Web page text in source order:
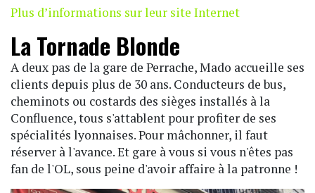
Plus d’informations sur leur site Internet
La Tornade Blonde
A deux pas de la gare de Perrache, Mado accueille ses
clients depuis plus de 30 ans. Conducteurs de bus,
cheminots ou costards des sièges installés à la
Confluence, tous s'attablent pour profiter de ses
spécialités lyonnaises. Pour mâchonner, il faut
réserver à l'avance. Et gare à vous si vous n'êtes pas
fan de l'OL, sous peine d'avoir affaire à la patronne !